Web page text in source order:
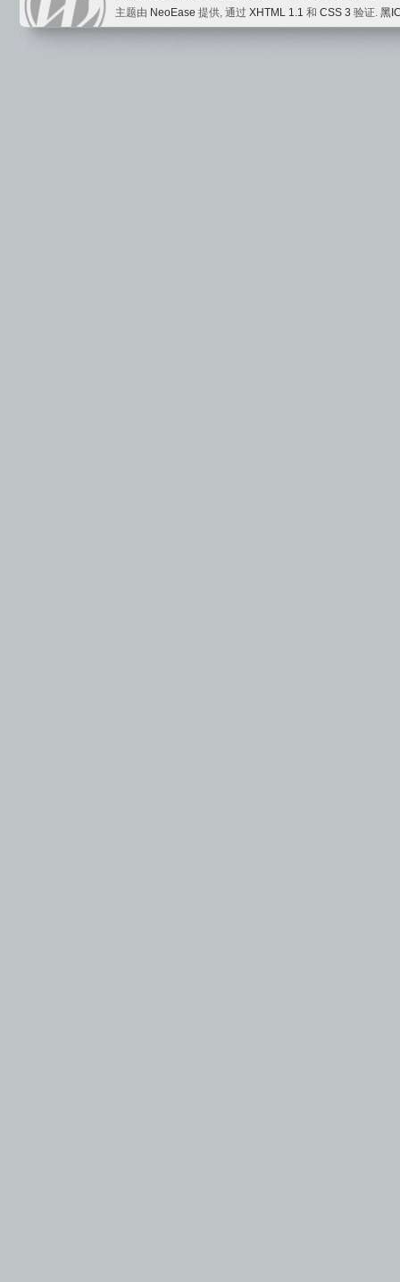
主题由 NeoEase 提供, 通过 XHTML 1.1 和 CSS 3 验证. 黑